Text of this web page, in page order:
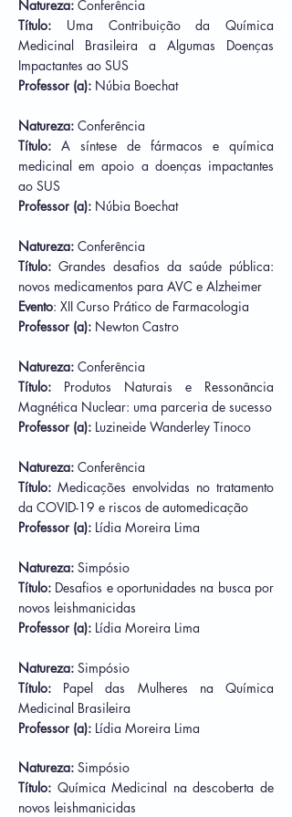
Natureza: Conferência
Título: Uma Contribuição da Química
Medicinal Brasileira a Algumas Doenças
Impactantes ao SUS
Professor (a): Núbia Boechat
Natureza: Conferência
Título: A síntese de fármacos e química
medicinal em apoio a doenças impactantes
ao SUS
Professor (a): Núbia Boechat
Natureza: Conferência
Título: Grandes desafios da saúde pública:
novos medicamentos para AVC e Alzheimer
Evento: XII Curso Prático de Farmacologia
Professor (a): Newton Castro
Natureza: Conferência
Título: Produtos Naturais e Ressonância
Magnética Nuclear: uma parceria de sucesso
Professor (a): Luzineide Wanderley Tinoco
Natureza: Conferência
Título: Medicações envolvidas no tratamento
da COVID-19 e riscos de automedicação
Professor (a): Lídia Moreira Lima
Natureza: Simpósio
Título: Desafios e oportunidades na busca por
novos leishmanicidas
Professor (a): Lídia Moreira Lima
Natureza: Simpósio
Título: Papel das Mulheres na Química
Medicinal Brasileira
Professor (a): Lídia Moreira Lima
Natureza: Simpósio
Título: Química Medicinal na descoberta de
novos leishmanicidas